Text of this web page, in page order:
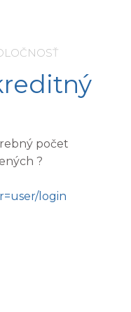
počet
?
r=user/login